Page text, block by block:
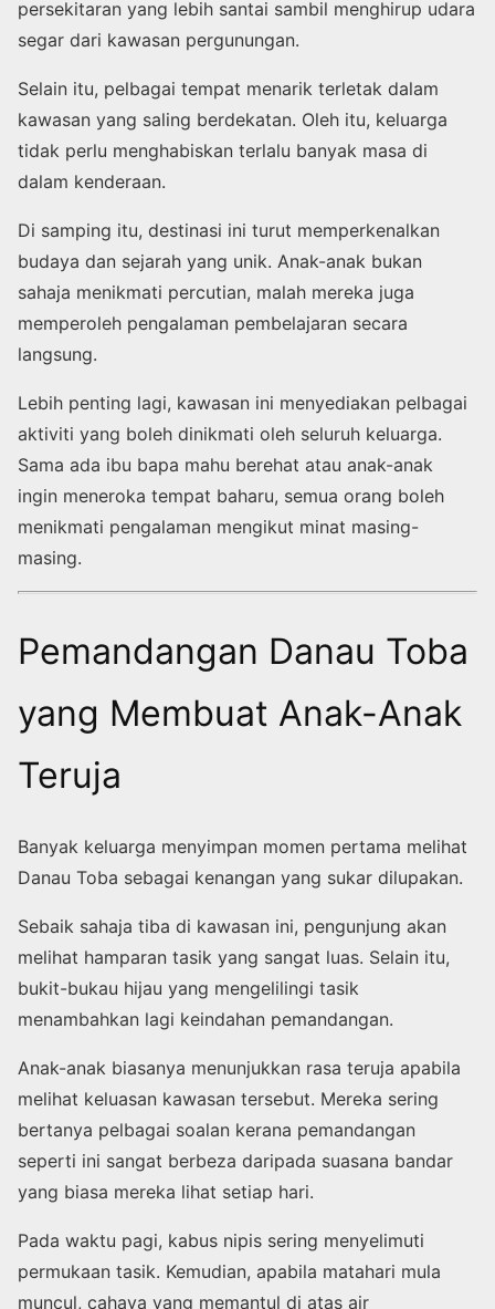
persekitaran yang lebih santai sambil menghirup udara
segar dari kawasan pergunungan.
Selain itu, pelbagai tempat menarik terletak dalam
kawasan yang saling berdekatan. Oleh itu, keluarga
tidak perlu menghabiskan terlalu banyak masa di
dalam kenderaan.
Di samping itu, destinasi ini turut memperkenalkan
budaya dan sejarah yang unik. Anak-anak bukan
sahaja menikmati percutian, malah mereka juga
memperoleh pengalaman pembelajaran secara
langsung.
Lebih penting lagi, kawasan ini menyediakan pelbagai
aktiviti yang boleh dinikmati oleh seluruh keluarga.
Sama ada ibu bapa mahu berehat atau anak-anak
ingin meneroka tempat baharu, semua orang boleh
menikmati pengalaman mengikut minat masing-
masing.
Pemandangan Danau Toba
yang Membuat Anak-Anak
Teruja
Banyak keluarga menyimpan momen pertama melihat
Danau Toba sebagai kenangan yang sukar dilupakan.
Sebaik sahaja tiba di kawasan ini, pengunjung akan
melihat hamparan tasik yang sangat luas. Selain itu,
bukit-bukau hijau yang mengelilingi tasik
menambahkan lagi keindahan pemandangan.
Anak-anak biasanya menunjukkan rasa teruja apabila
melihat keluasan kawasan tersebut. Mereka sering
bertanya pelbagai soalan kerana pemandangan
seperti ini sangat berbeza daripada suasana bandar
yang biasa mereka lihat setiap hari.
Pada waktu pagi, kabus nipis sering menyelimuti
permukaan tasik. Kemudian, apabila matahari mula
muncul, cahaya yang memantul di atas air